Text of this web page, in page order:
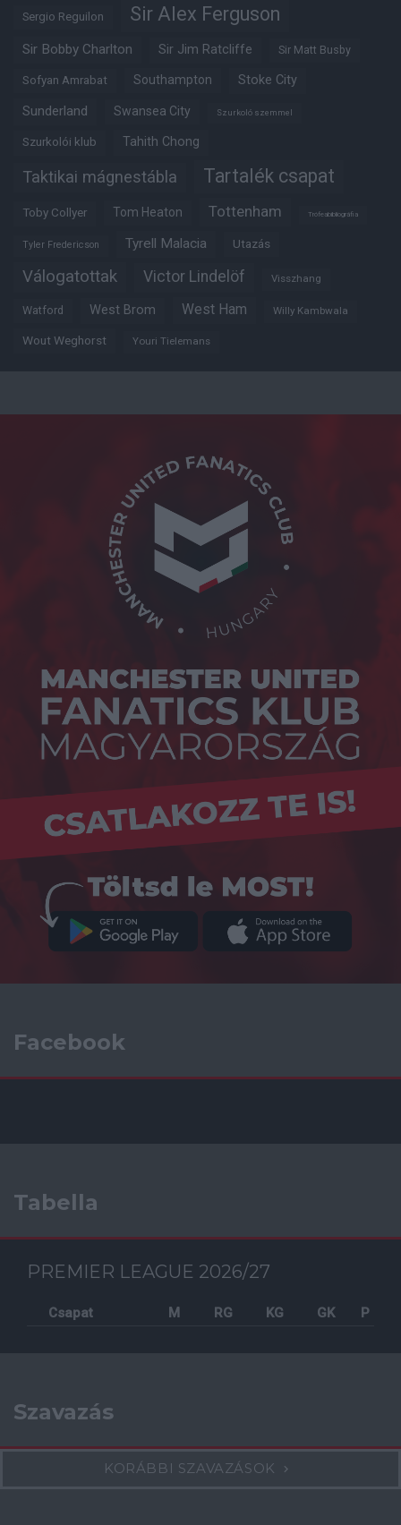
Sergio Reguilon Sir Alex Ferguson
Sir Bobby Charlton Sir Jim Ratcliffe Sir Matt Busby
Sofyan Amrabat Southampton Stoke City
Sunderland Swansea City Szurkoló szemmel
Szurkolói klub Tahith Chong
Taktikai mágnestábla Tartalék csapat
Toby Collyer Tom Heaton Tottenham Trófeabibliográfia
Tyler Fredericson Tyrell Malacia Utazás
Válogatottak Victor Lindelöf Visszhang
Watford West Brom West Ham Willy Kambwala
Wout Weghorst Youri Tielemans
Facebook
Tabella
PREMIER LEAGUE 2026/27
Csapat M RG KG GK P
Szavazás
KORÁBBI SZAVAZÁSOK